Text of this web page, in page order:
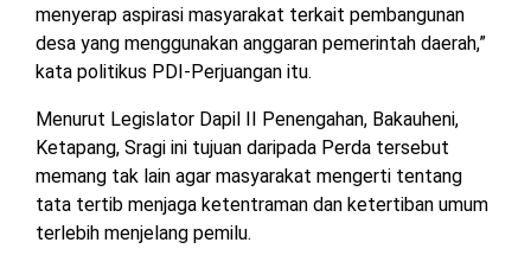
TULANG
BAWANG
BARAT
DPRD
MESUJI
PESISIR
BARAT
DPRD
TULANG
menyerap aspirasi masyarakat terkait pembangunan
desa yang menggunakan anggaran pemerintah daerah,”
kata politikus PDI-Perjuangan itu.
Menurut Legislator Dapil II Penengahan, Bakauheni,
Ketapang, Sragi ini tujuan daripada Perda tersebut
memang tak lain agar masyarakat mengerti tentang
tata tertib menjaga ketentraman dan ketertiban umum
terlebih menjelang pemilu.